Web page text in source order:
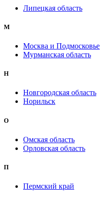
Липецкая область
М
Москва и Подмосковье
Мурманская область
Н
Новгородская область
Норильск
О
Омская область
Орловская область
П
Пермский край